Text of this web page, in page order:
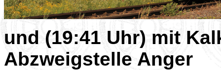
und (19:41 Uhr) mit
Abzweigstelle Anger